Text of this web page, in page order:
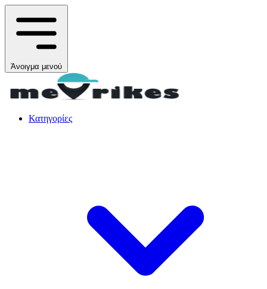
Άνοιγμα μενού
Κατηγορίες